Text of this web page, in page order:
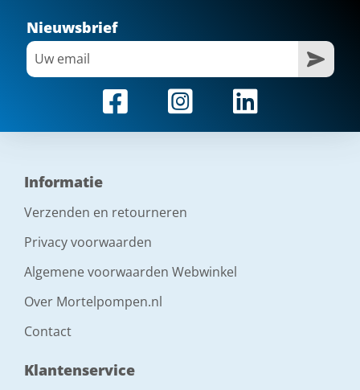
Nieuwsbrief
Informatie
Verzenden en retourneren
Privacy voorwaarden
Algemene voorwaarden Webwinkel
Over Mortelpompen.nl
Contact
Klantenservice